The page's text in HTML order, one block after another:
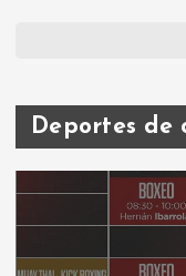
Deportes de